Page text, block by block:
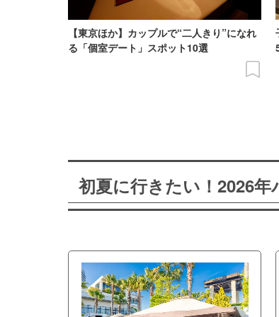
【東京ほか】カップルで“二人きり”になれ
る「個室デート」スポット10選
初夏に行きたい！2026